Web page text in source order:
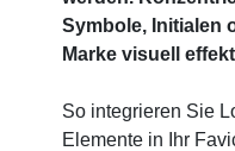
Symbole, Initialen
Marke visuell
So integrieren Sie
Elemente in Ihr